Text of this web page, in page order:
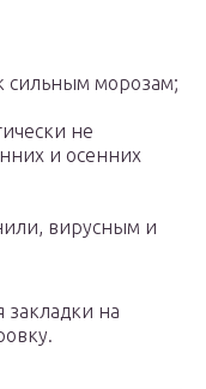
сильным морозам;
не
и осенних
вирусным и
закладки на